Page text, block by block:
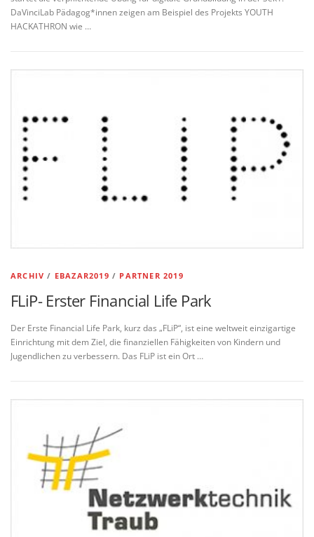
DaVinciLab Pädagog*innen zeigen am Beispiel des Projekts YOUTH
HACKATHRON wie …
ARCHIV / EBAZAR2019 / PARTNER 2019
FLiP- Erster Financial Life Park
Der Erste Financial Life Park, kurz das „FLiP“, ist eine weltweit einzigartige
Einrichtung mit dem Ziel, die finanziellen Fähigkeiten von Kindern und
Jugendlichen zu verbessern. Das FLiP ist ein Ort …